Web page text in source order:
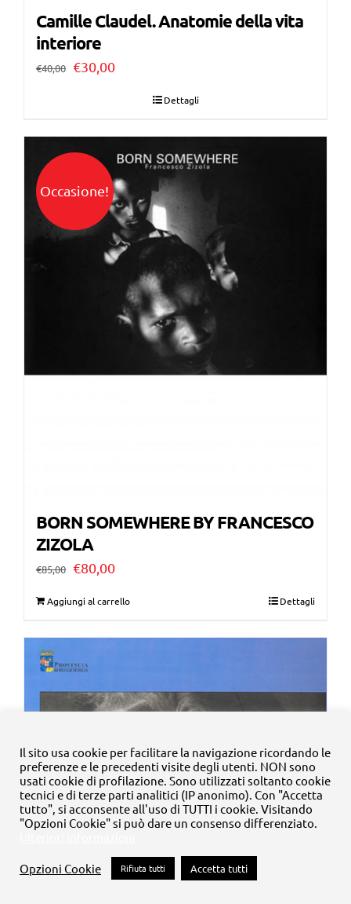
Camille Claudel. Anatomie della vita
interiore
€40,00 Il
era:
€40,00.
€30,00Il
è:
€30,00.
Dettagli
Occasione!
BORN SOMEWHERE BY FRANCESCO
ZIZOLA
€85,00 Il
era:
€85,00.
€80,00Il
è:
Aggiungi al carrello Dettagli
Il sito usa cookie per facilitare la navigazione ricordando le
preferenze e le precedenti visite degli utenti. NON sono
usati cookie di profilazione. Sono utilizzati soltanto cookie
tecnici e di terze parti analitici (IP anonimo). Con "Accetta
tutto", si acconsente all'uso di TUTTI i cookie. Visitando
"Opzioni Cookie" si può dare un consenso differenziato.
Opzioni Cookie Rifiuta tutti Accetta tutti